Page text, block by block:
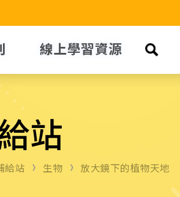
線上學習資源
站
給站 生物 放大鏡下的植物天地